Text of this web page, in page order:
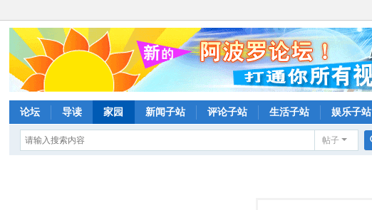
论坛 导读 家园 新闻子站 评论子站 生活子站 娱乐子站
帖子